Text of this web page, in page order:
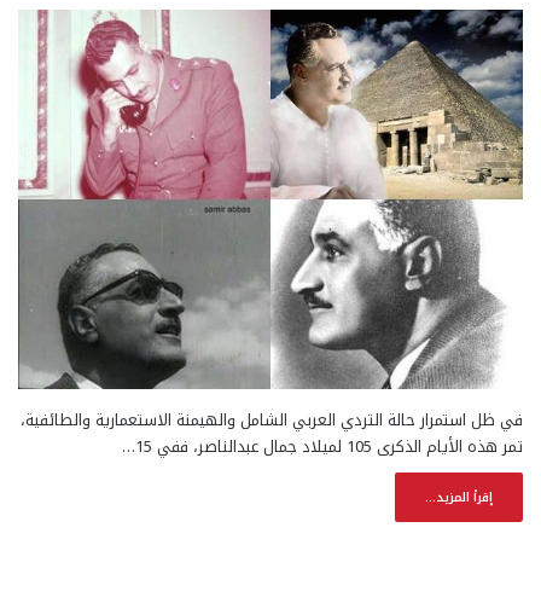
في ظل استمرار حالة التردي العربي الشامل والهيمنة الاستعمارية والطائفية،
تمر هذه الأيام الذكرى 105 لميلاد جمال عبدالناصر، ففي 15…
إقرأ المزيد...